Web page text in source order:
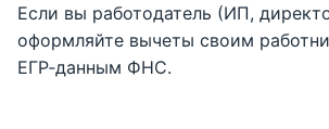
Если вы работодатель (ИП,
оформляйте вычеты своим
ЕГР‑данным ФНС.